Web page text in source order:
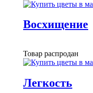
Восхищение
Товар распродан
Легкость